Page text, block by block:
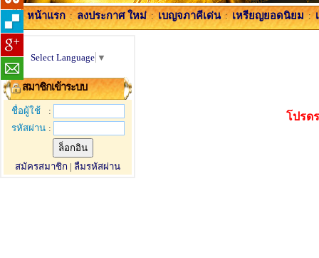
หน้าแรก : ลงประกาศ ใหม่ : เบญจภาคีเด่น : เหรียญยอดนิยม :
Select Language ▼
สมาชิกเข้าระบบ
ชื่อผู้ใช้
:
รหัสผ่าน :
สมัครสมาชิก | ลืมรหัสผ่าน
โปรด